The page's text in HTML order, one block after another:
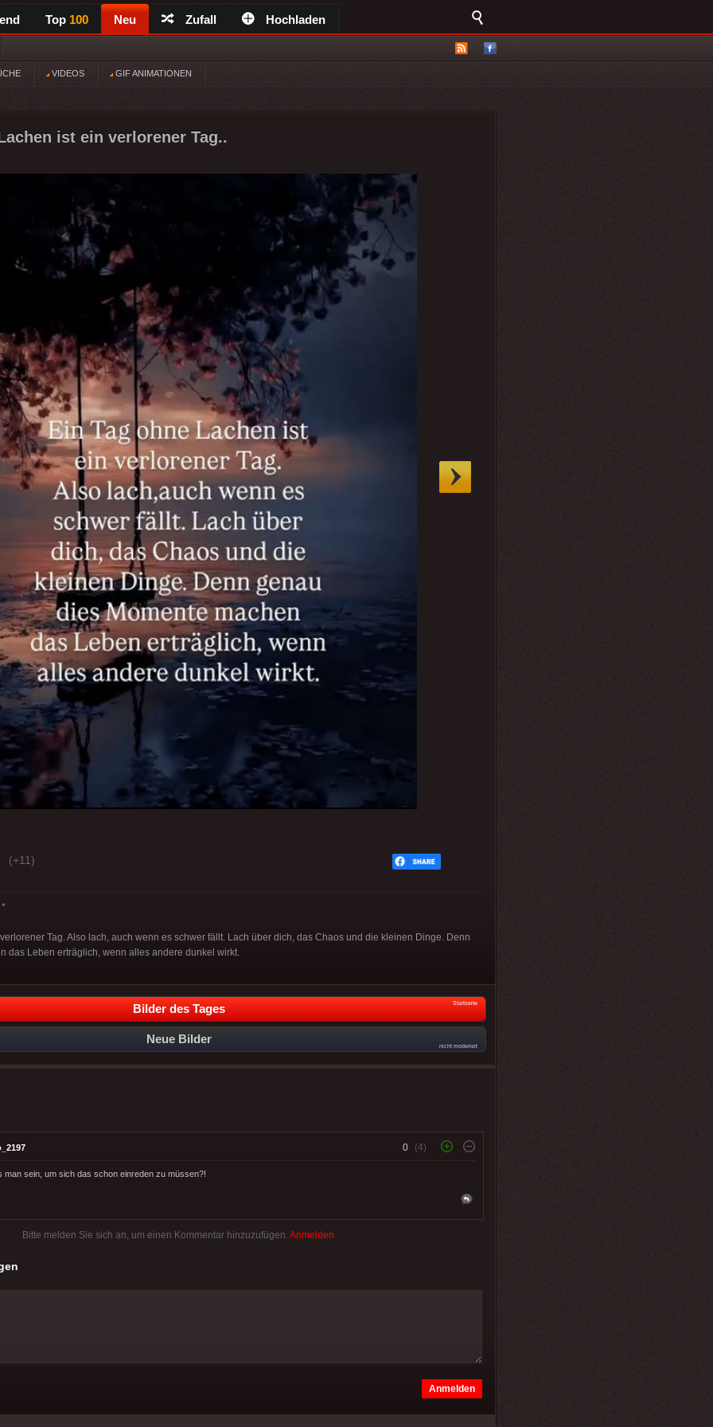
Top 100 Neu Zufall Hochladen
VIDEOS GIF ANIMATIONEN
ist ein verlorener Tag..
(+11)
Tag. Also lach, auch wenn es schwer fällt. Lach über dich, das Chaos und die kleinen Dinge. Denn
das Leben erträglich, wenn alles andere dunkel wirkt.
Bilder des Tages Startseite
Neue Bilder
nicht moderiert
0 (4)
man sein, um sich das schon einreden zu müssen?!
Bitte melden Sie sich an, um einen Kommentar hinzuzufügen. Anmelden